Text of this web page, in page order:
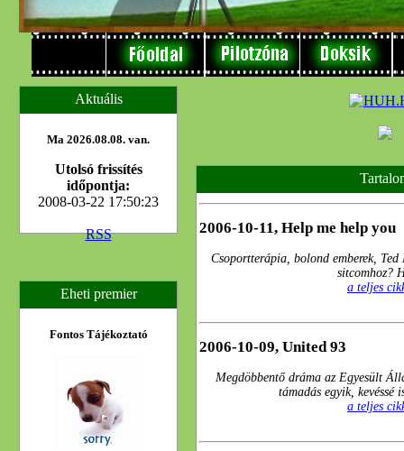
Aktuális
Ma 2026.08.08. van.
Utolsó frissítés
időpontja:
2008-03-22 17:50:23
RSS 2006-10-11, Help me help you
Csoportterápia, bolond emberek,
sitcomhoz?
a teljes
2006-10-09, United 93
Megdöbbentő dráma az Egyesült
támadás egyik, kevéssé
a teljes
Eheti premier
Fontos Tájékoztató